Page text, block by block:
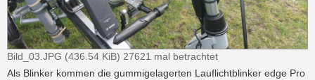
Bild_03.JPG (436.54 KiB) 27621 mal betrachtet
Als Blinker kommen die gummigelagerten Lauflichtblinker edge Pro